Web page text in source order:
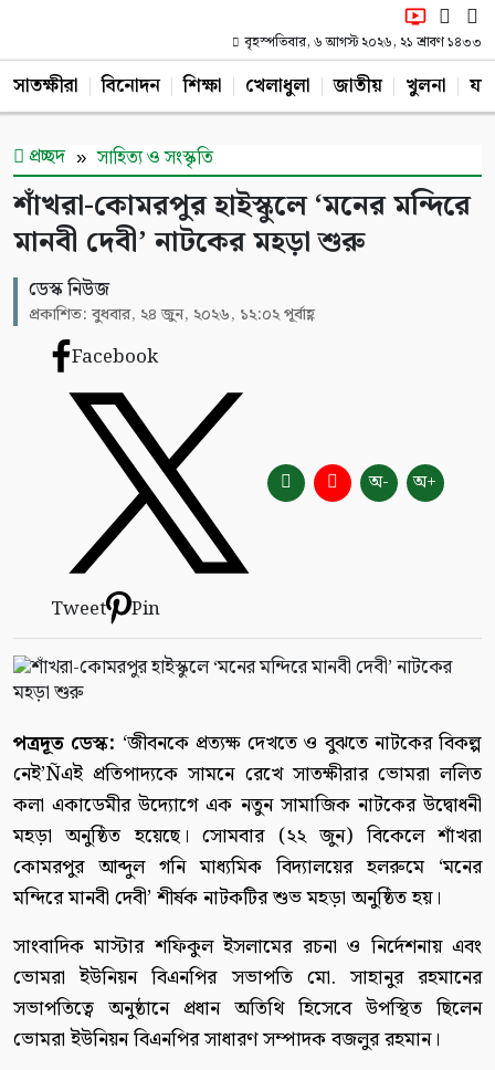
বৃহস্পতিবার, ৬ আগস্ট ২০২৬, ২১ শ্রাবণ ১৪৩৩
সাতক্ষীরা বিনোদন শিক্ষা খেলাধুলা জাতীয় খুলনা
প্রচ্ছদ সাহিত্য ও সংস্কৃতি
শাঁখরা-কোমরপুর হাইস্কুলে ‘মনের মন্দিরে
মানবী দেবী’ নাটকের মহড়া শুরু
ডেস্ক নিউজ
প্রকাশিত: বুধবার, ২৪ জুন, ২০২৬, ১২:০২ পূর্বাহ্ণ
Facebook
Tweet Pin
অ- অ+
পত্রদূত ডেস্ক: ‘জীবনকে প্রত্যক্ষ দেখতে ও বুঝতে নাটকের বিকল্প
নেই’Ñএই প্রতিপাদ্যকে সামনে রেখে সাতক্ষীরার ভোমরা ললিত
কলা একাডেমীর উদ্যোগে এক নতুন সামাজিক নাটকের উদ্বোধনী
মহড়া অনুষ্ঠিত হয়েছে। সোমবার (২২ জুন) বিকেলে শাঁখরা
কোমরপুর আব্দুল গনি মাধ্যমিক বিদ্যালয়ের হলরুমে ‘মনের
মন্দিরে মানবী দেবী’ শীর্ষক নাটকটির শুভ মহড়া অনুষ্ঠিত হয়।
সাংবাদিক মাস্টার শফিকুল ইসলামের রচনা ও নির্দেশনায় এবং
ভোমরা ইউনিয়ন বিএনপির সভাপতি মো. সাহানুর রহমানের
সভাপতিত্বে অনুষ্ঠানে প্রধান অতিথি হিসেবে উপস্থিত ছিলেন
ভোমরা ইউনিয়ন বিএনপির সাধারণ সম্পাদক বজলুর রহমান।